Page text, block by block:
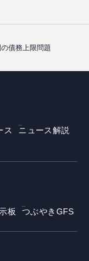
債務上限問題
ス
ニュース解説
板 つぶやきGFS